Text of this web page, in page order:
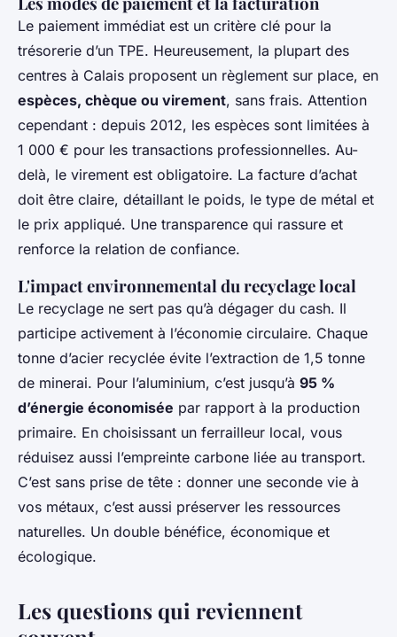
Le paiement immédiat est un critère clé pour la
trésorerie d’un TPE. Heureusement, la plupart des
centres à Calais proposent un règlement sur place, en
espèces, chèque ou virement, sans frais. Attention
cependant : depuis 2012, les espèces sont limitées à
1 000 € pour les transactions professionnelles. Au-
delà, le virement est obligatoire. La facture d’achat
doit être claire, détaillant le poids, le type de métal et
le prix appliqué. Une transparence qui rassure et
renforce la relation de confiance.
L'impact environnemental du recyclage local
Le recyclage ne sert pas qu’à dégager du cash. Il
participe activement à l’économie circulaire. Chaque
tonne d’acier recyclée évite l’extraction de 1,5 tonne
de minerai. Pour l’aluminium, c’est jusqu’à 95 %
d’énergie économisée par rapport à la production
primaire. En choisissant un ferrailleur local, vous
réduisez aussi l’empreinte carbone liée au transport.
C’est sans prise de tête : donner une seconde vie à
vos métaux, c’est aussi préserver les ressources
naturelles. Un double bénéfice, économique et
écologique.
Les questions qui reviennent